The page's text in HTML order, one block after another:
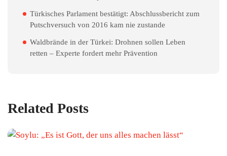
Türkisches Parlament bestätigt: Abschlussbericht zum
Putschversuch von 2016 kam nie zustande
Waldbrände in der Türkei: Drohnen sollen Leben
retten – Experte fordert mehr Prävention
Related Posts